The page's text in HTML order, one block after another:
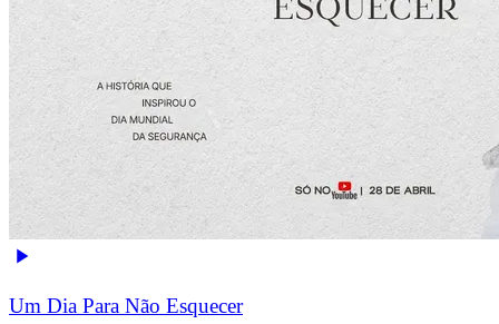
Um Dia Para Não Esquecer